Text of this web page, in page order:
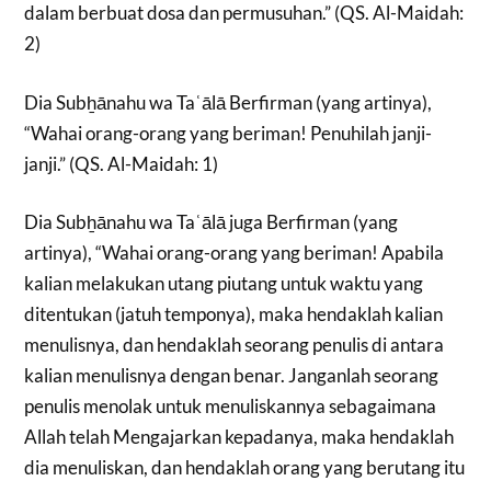
dalam berbuat dosa dan permusuhan.” (QS. Al-Maidah:
2)
Dia Subẖānahu wa Taʿālā Berfirman (yang artinya),
“Wahai orang-orang yang beriman! Penuhilah janji-
janji.” (QS. Al-Maidah: 1)
Dia Subẖānahu wa Taʿālā juga Berfirman (yang
artinya), “Wahai orang-orang yang beriman! Apabila
kalian melakukan utang piutang untuk waktu yang
ditentukan (jatuh temponya), maka hendaklah kalian
menulisnya, dan hendaklah seorang penulis di antara
kalian menulisnya dengan benar. Janganlah seorang
penulis menolak untuk menuliskannya sebagaimana
Allah telah Mengajarkan kepadanya, maka hendaklah
dia menuliskan, dan hendaklah orang yang berutang itu